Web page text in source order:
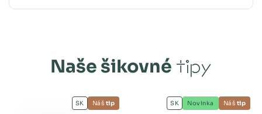
Naše šikovné tipy
SK Náš tip SK Novinka Náš tip